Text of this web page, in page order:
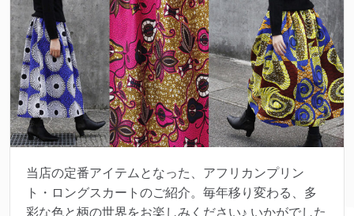
当店の定番アイテムとなった、アフリカンプリン
ト・ロングスカートのご紹介。毎年移り変わる、多
彩な色と柄の世界をお楽しみください♪ いかがでした